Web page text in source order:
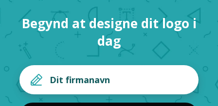
Begynd at designe dit logo i
dag